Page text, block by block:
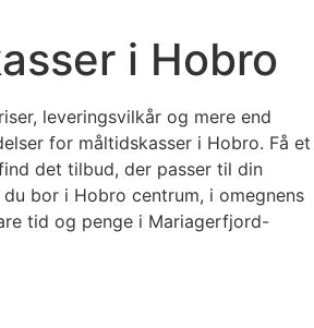
i Hobro
leveringsvilkår og mere end
for måltidskasser i Hobro. Få et
det tilbud, der passer til din
bor i Hobro centrum, i omegnens
tid og penge i Mariagerfjord-